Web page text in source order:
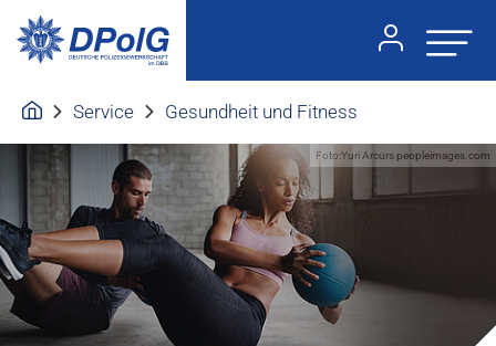
Service Gesundheit und Fitness
Foto:Yuri Arcurs peopleimages.com